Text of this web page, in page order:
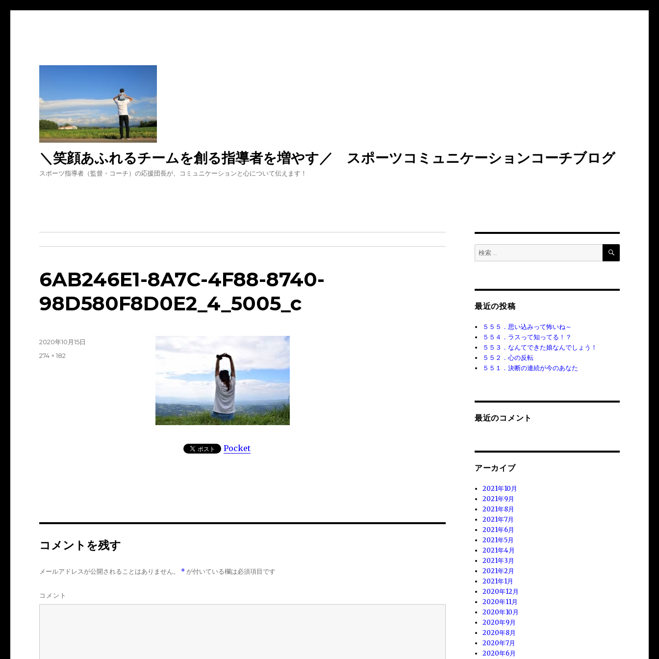
＼笑顔あふれるチームを創る指導者を増やす／ スポーツコミュニケーションコーチブログ
スポーツ指導者（監督・コーチ）の応援団長が、コミュニケーションと心について伝えます！
6AB246E1-8A7C-4F88-8740-
98D580F8D0E2_4_5005_c
Pocket
投
2020年10月15日
フ
274 × 182
コメントを残す
メールアドレスが公開されることはありません。 * が付いている欄は必須項目です
コメント
検
索:
検
最近の投稿
５５５．思い込みって怖いね～
５５４．ラスって知ってる！？
５５３．なんてできた娘なんでしょう！
５５２．心の反転
５５１．決断の連続が今のあなた
最近のコメント
アーカイブ
2021年10月
2021年9月
2021年8月
2021年7月
2021年6月
2021年5月
2021年4月
2021年3月
2021年2月
2021年1月
2020年12月
2020年11月
2020年10月
2020年9月
2020年8月
2020年7月
2020年6月